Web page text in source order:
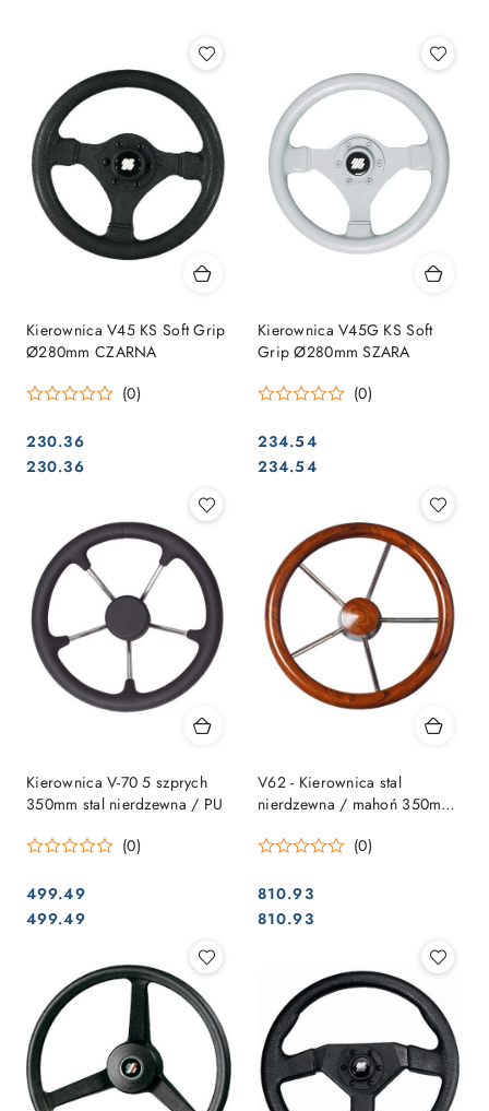
Kierownica V45 KS Soft Grip
Ø280mm CZARNA
(0)
Cena:
230.36
Cena:
230.36
Kierownica V45G KS Soft
Grip Ø280mm SZARA
(0)
Cena:
234.54
Cena:
234.54
Kierownica V-70 5 szprych
350mm stal nierdzewna / PU
(0)
Cena:
499.49
Cena:
499.49
V62 - Kierownica stal
nierdzewna / mahoń 350mm
(0)
Cena:
810.93
Cena:
810.93